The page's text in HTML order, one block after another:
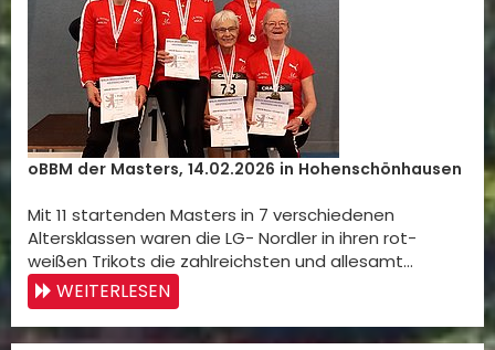
oBBM der Masters, 14.02.2026 in Hohenschönhausen
Mit 11 startenden Masters in 7 verschiedenen
Altersklassen waren die LG- Nordler in ihren rot-
weißen Trikots die zahlreichsten und allesamt…
WEITERLESEN